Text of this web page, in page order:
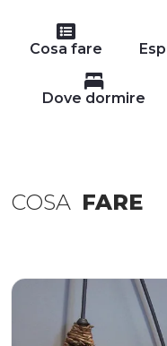
Cosa fare
Dove dormire
COSA FARE